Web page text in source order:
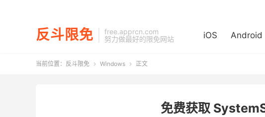
反斗限免
free.apprcn.com
努力做最好的限免网站
iOS Android
当前位置： 反斗限免  Windows  正文
免费获取